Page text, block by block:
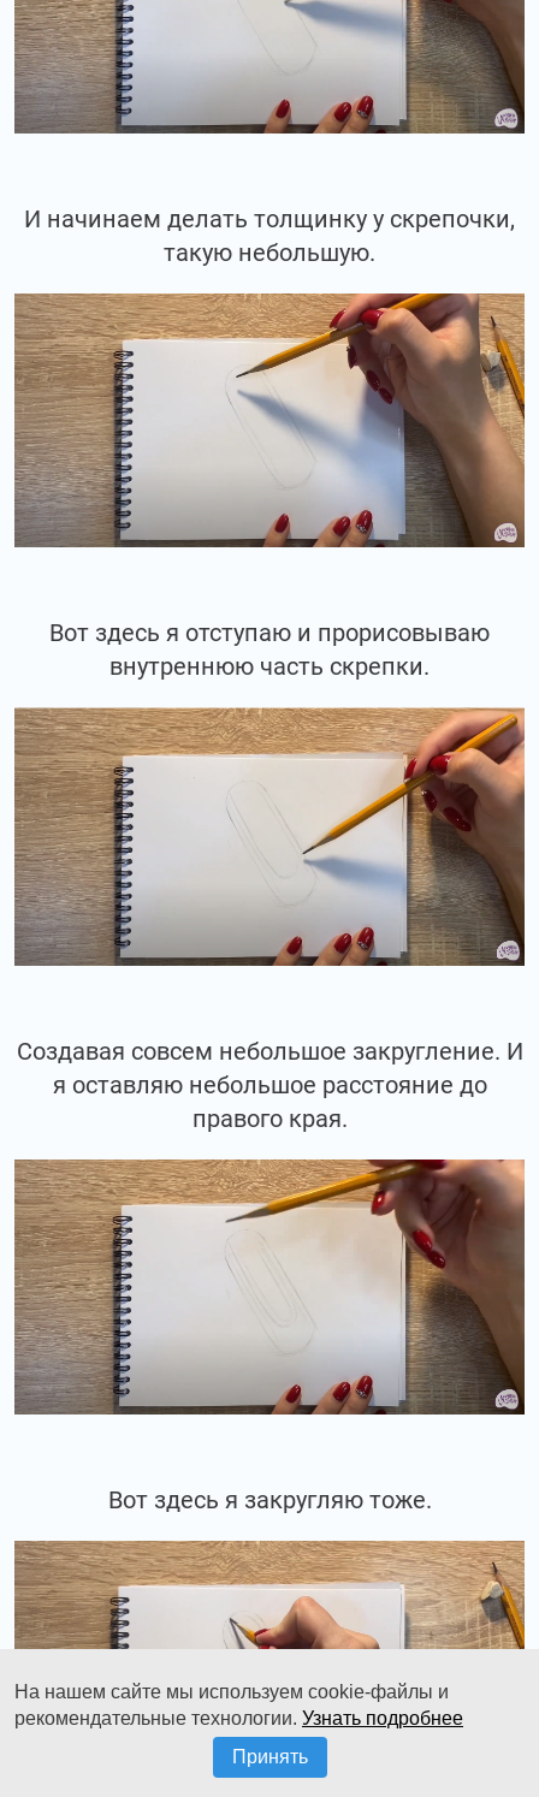
И начинаем делать толщинку у скрепочки,
такую небольшую.
Вот здесь я отступаю и прорисовываю
внутреннюю часть скрепки.
Создавая совсем небольшое закругление. И
я оставляю небольшое расстояние до
правого края.
Вот здесь я закругляю тоже.
На нашем сайте мы используем cookie-файлы и
рекомендательные технологии. Узнать подробнее
Принять